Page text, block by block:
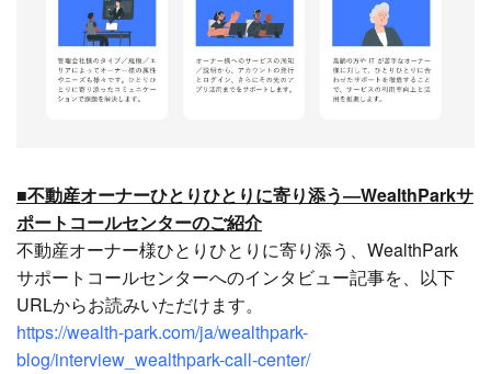
■不動産オーナーひとりひとりに寄り添う―WealthParkサ
ポートコールセンターのご紹介
不動産オーナー様ひとりひとりに寄り添う、WealthPark
サポートコールセンターへのインタビュー記事を、以下
URLからお読みいただけます。
https://wealth-park.com/ja/wealthpark-
blog/interview_wealthpark-call-center/